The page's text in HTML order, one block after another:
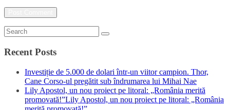
Recent Posts
Investiție de 5.000 de dolari într-un viitor campion. Thor,
Cane Corso-ul pregătit sub îndrumarea lui Mihai Nae
Lily Apostol, un nou proiect pe litoral: „România merită
promovată!”Lily Apostol, un nou proiect pe litoral: „România